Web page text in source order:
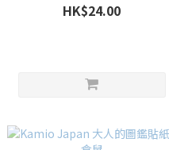
HK$24.00